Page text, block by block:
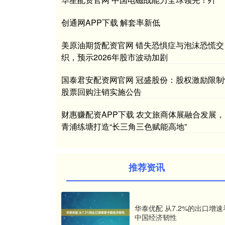
创通网APP下载 解套率新低
美原油期货配资官网 错失恐惧症与泡沫恐慌交
织，预示2026年股市波动加剧
国泰君安配资网官网 冠盛股份：股权激励限
股票回购注销实施公告
财惠赚配资APP下载 农文旅商体展融合发展，
青浦练塘打造“长三角三色赋能高地”
推荐资讯
华泰优配 从7.2%的出口增速
中国经济韧性